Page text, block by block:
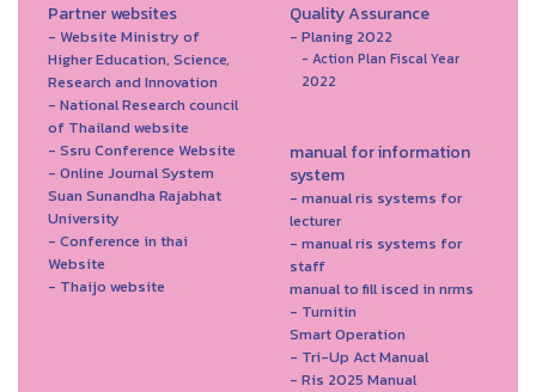
Partner websites
- Website Ministry of
Higher Education, Science,
Research and Innovation
- National Research council
of Thailand website
- Ssru Conference Website
- Online Journal System
Suan Sunandha Rajabhat
University
- Conference in thai
Website
- Thaijo website
Quality Assurance
- Planing 2022
- Action Plan Fiscal Year
2022
manual for information
system
- manual ris systems for
lecturer
- manual ris systems for
staff
manual to fill isced in nrms
- Turnitin
Smart Operation
- Tri-Up Act Manual
- Ris 2025 Manual